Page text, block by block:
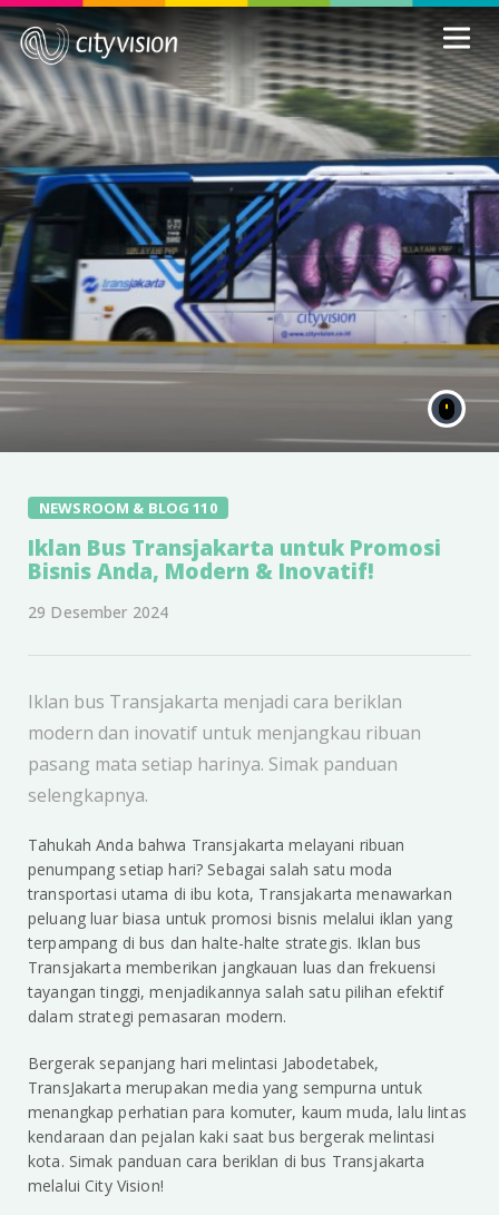
NEWSROOM & BLOG 110
Iklan Bus Transjakarta untuk Promosi
Bisnis Anda, Modern & Inovatif!
29 Desember 2024
Iklan bus Transjakarta menjadi cara beriklan
modern dan inovatif untuk menjangkau ribuan
pasang mata setiap harinya. Simak panduan
selengkapnya.
Tahukah Anda bahwa Transjakarta melayani ribuan
penumpang setiap hari? Sebagai salah satu moda
transportasi utama di ibu kota, Transjakarta menawarkan
peluang luar biasa untuk promosi bisnis melalui iklan yang
terpampang di bus dan halte-halte strategis. Iklan bus
Transjakarta memberikan jangkauan luas dan frekuensi
tayangan tinggi, menjadikannya salah satu pilihan efektif
dalam strategi pemasaran modern.
Bergerak sepanjang hari melintasi Jabodetabek,
TransJakarta merupakan media yang sempurna untuk
menangkap perhatian para komuter, kaum muda, lalu lintas
kendaraan dan pejalan kaki saat bus bergerak melintasi
kota. Simak panduan cara beriklan di bus Transjakarta
melalui City Vision!